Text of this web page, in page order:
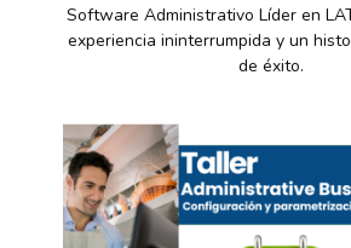
Software Administrativo Líder en
experiencia ininterrumpida y un
de éxito.